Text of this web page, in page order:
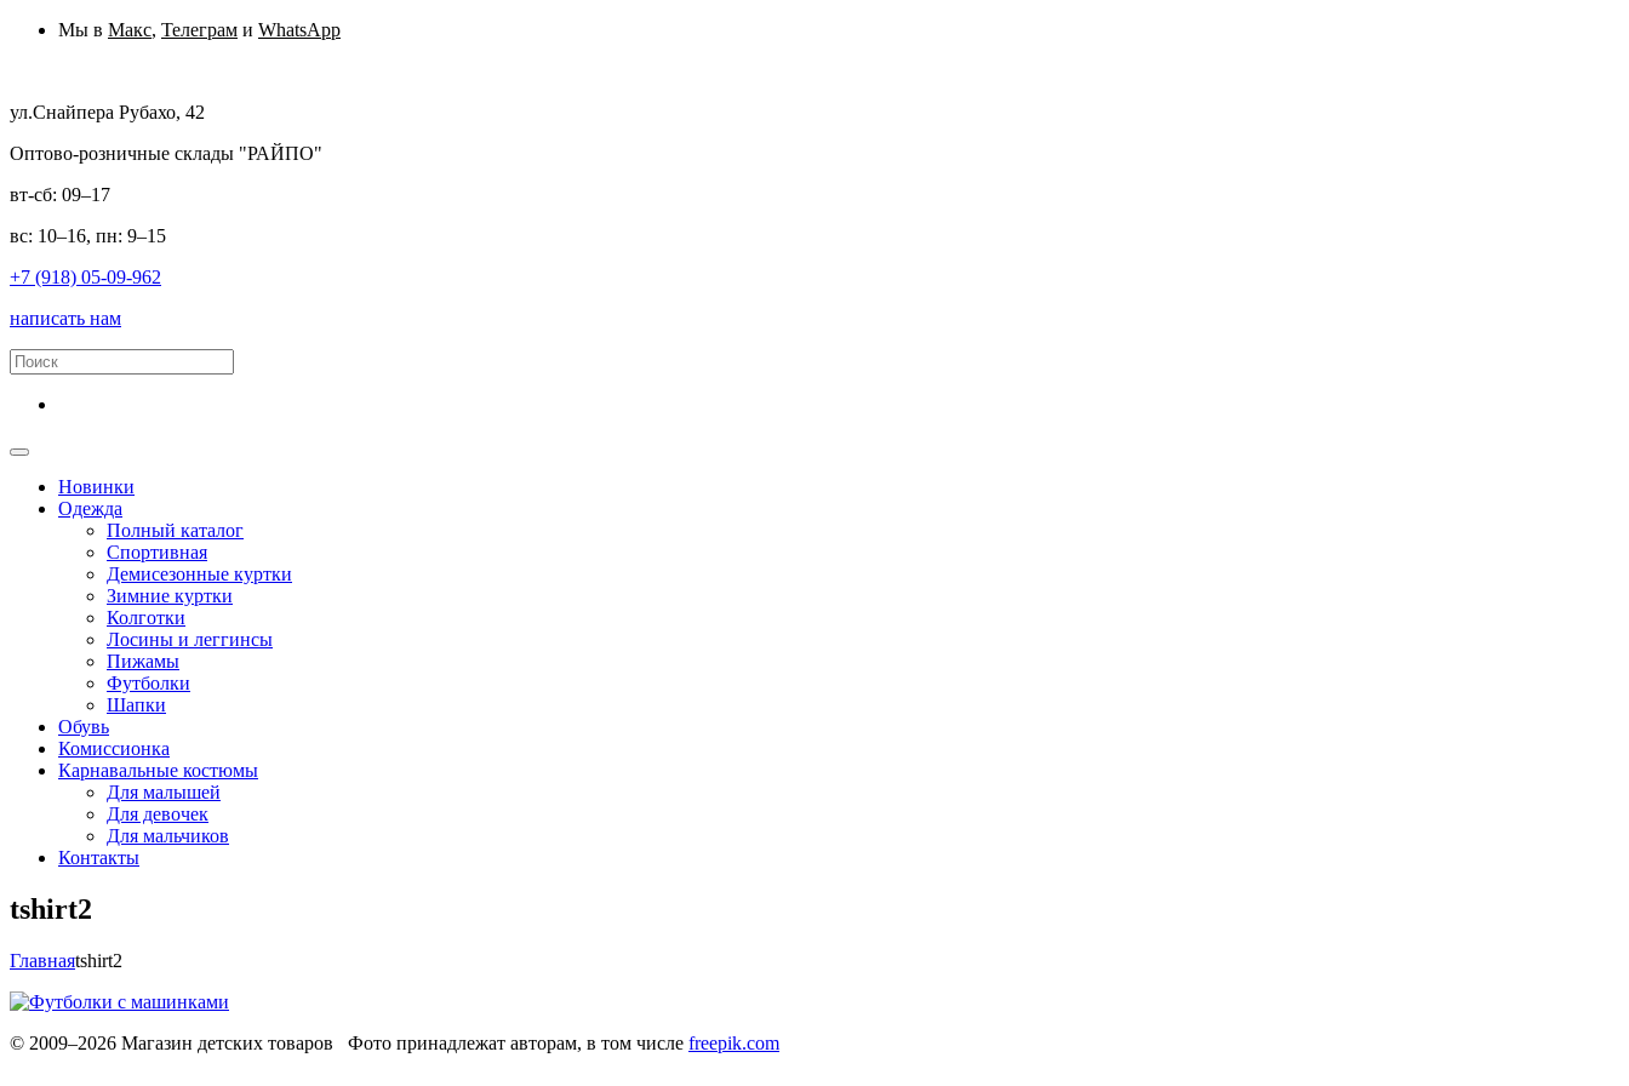
Мы в Макс, Телеграм и WhatsApp
ул.Снайпера Рубахо, 42
Оптово-розничные склады "РАЙПО"
вт-сб: 09–17
вс: 10–16, пн: 9–15
+7 (918) 05-09-962
написать нам
Новинки
Одежда
Полный каталог
Спортивная
Демисезонные куртки
Зимние куртки
Колготки
Лосины и леггинсы
Пижамы
Футболки
Шапки
Обувь
Комиссионка
Карнавальные костюмы
Для малышей
Для девочек
Для мальчиков
Контакты
tshirt2
Главнаяtshirt2
© 2009–2026 Магазин детских товаров Фото принадлежат авторам, в том числе freepik.com